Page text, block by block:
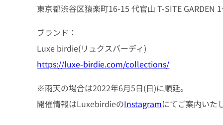
東京都渋谷区猿楽町16-15 代官山 T-SITE GARDEN
ブランド：
Luxe birdie(リュクスバーディ)
https://luxe-birdie.com/collections/
※雨天の場合は2022年6月5日(日)に順延。
開催情報はLuxebirdieのInstagramにてご案内いた